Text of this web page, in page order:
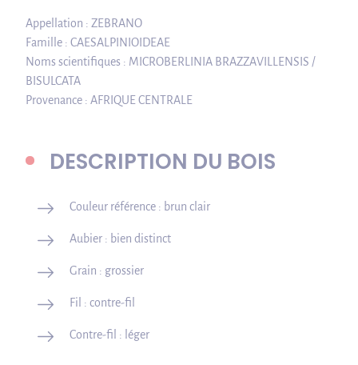
Appellation : ZEBRANO
Famille : CAESALPINIOIDEAE
Noms scientifiques : MICROBERLINIA BRAZZAVILLENSIS /
BISULCATA
Provenance : AFRIQUE CENTRALE
DESCRIPTION DU BOIS
Couleur référence : brun clair
Aubier : bien distinct
Grain : grossier
Fil : contre-fil
Contre-fil : léger